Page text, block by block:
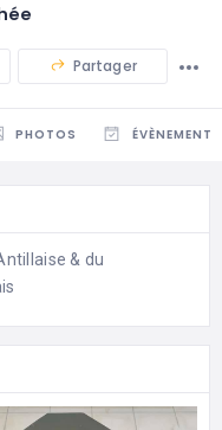
Partager
PHOTOS ÉVÈNEMENTS
& du